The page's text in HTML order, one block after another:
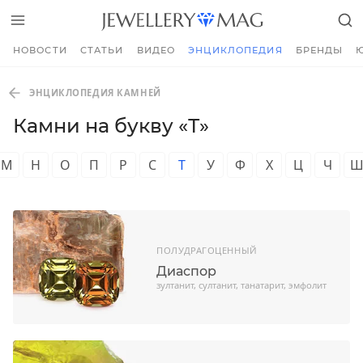
НОВОСТИ СТАТЬИ ВИДЕО ЭНЦИКЛОПЕДИЯ БРЕНДЫ
ЭНЦИКЛОПЕДИЯ КАМНЕЙ
Камни на букву «Т»
М Н О П Р С Т У Ф Х Ц Ч Ш
ПОЛУДРАГОЦЕННЫЙ
Диаспор
зултанит, султанит, танатарит, эмфолит